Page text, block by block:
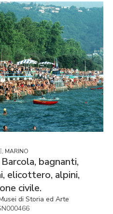
MARINO
bagnanti,
elicottero, alpini,
civile.
di Storia ed Arte